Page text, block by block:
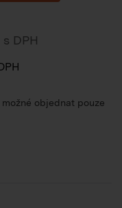
s DPH
objednat pouze